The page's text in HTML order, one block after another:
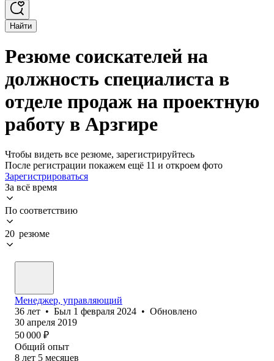
Найти
Резюме соискателей на
должность специалиста в
отделе продаж на проектную
работу в Арзгире
Чтобы видеть все резюме, зарегистрируйтесь
После регистрации покажем ещё 11 и откроем фото
Зарегистрироваться
За всё время
По соответствию
20 резюме
Менеджер, управляющий
36 лет • Был 1 февраля 2024 • Обновлено
30 апреля 2019
50 000 ₽
Общий опыт
8 лет 5 месяцев